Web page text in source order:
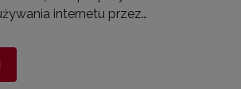
internetu przez…